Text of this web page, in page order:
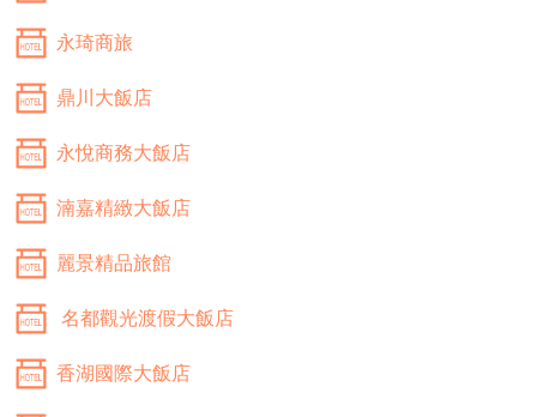
永琦商旅
鼎川大飯店
永悅商務大飯店
湳嘉精緻大飯店
麗景精品旅館
名都觀光渡假大飯店
香湖國際大飯店